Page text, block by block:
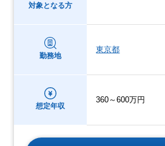
対象となる方
勤務地
東京都
想定年収
360～600万円